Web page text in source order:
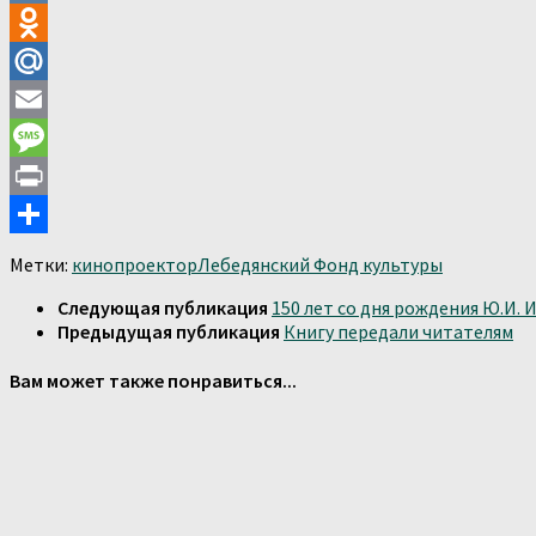
VK
Odnoklassniki
Mail.Ru
Email
Message
Print
Метки: кинопроекторЛебедянский Фонд культуры
Следующая публикация 150 лет со дня рождения Ю.И.
Предыдущая публикация Книгу передали читателям
Вам может также понравиться...